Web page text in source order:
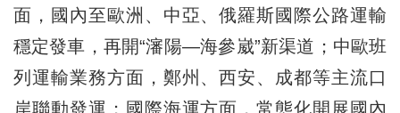
面，國內至歐洲、中亞、俄羅斯國際公路運輸
穩定發車，再開“瀋陽—海參崴”新渠道；中歐班
列運輸業務方面，鄭州、西安、成都等主流口
岸聯動發運；國際海運方面，常態化開展國內